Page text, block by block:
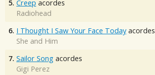
5. Creep acordes
Radiohead
6. I Thought I Saw Your Face Today acordes
She and Him
7. Sailor Song acordes
Gigi Perez